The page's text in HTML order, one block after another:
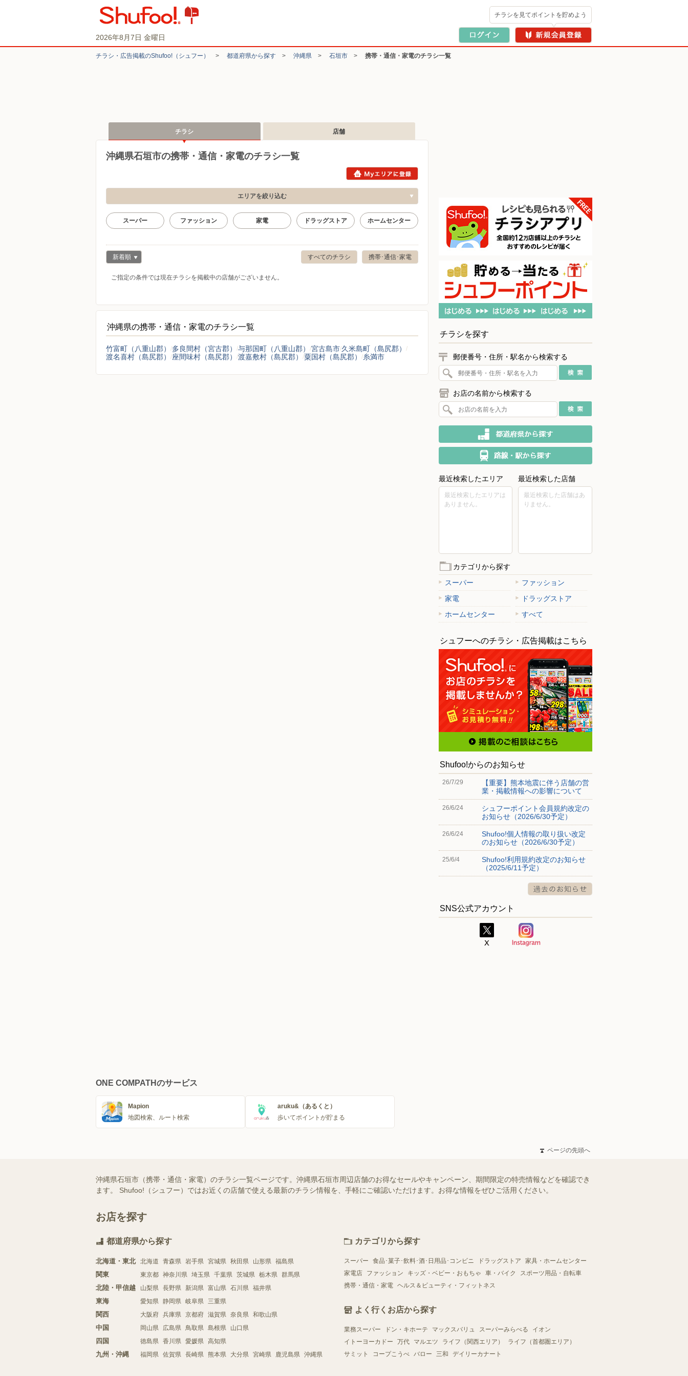
2026年8月7日 金曜日
チラシを見てポイントを貯めよう
チラシ・​広告掲載の​Shufoo!​（シュフー） > 都道府県から探す > 沖縄県 > 石垣市 > 携帯・通信・家電のチラシ一覧
チラシ 店舗
沖縄県石垣市の携帯・通信・家電のチラシ一覧
エリアを絞り込む
スーパー ファッション 家電 ドラッグストア ホームセンター
携帯･通信･家電
すべてのチラシ
新着順
ご指定の条件では現在チラシを掲載中の店舗がございません。
沖縄県の携帯・通信・家電のチラシ一覧
竹富町（八重山郡） 多良間村（宮古郡） 与那国町（八重山郡） 宮古島市 久米島町（島尻郡）
渡名喜村（島尻郡）
座間味村（島尻郡） 渡嘉敷村（島尻郡） 粟国村（島尻郡） 糸満市
チラシを探す
郵便番号・住所・駅名から検索する
お店の名前から検索する
最近検索したエリア
最近検索したエリアは
ありません。
最近検索した店舗
最近検索した店舗はあ
りません。
カテゴリから探す
スーパー
ファッション
家電
ドラッグストア
ホームセンター
すべて
シュフーへのチラシ・広告掲載はこちら
Shufoo!からのお知らせ
26/7/29
【重要】熊本地震に伴う店舗の営
業・掲載情報への影響について
26/6/24
シュフーポイント会員規約改定の
お知らせ（2026/6/30予定）
26/6/24
Shufoo!個人情報の取り扱い改定
のお知らせ（2026/6/30予定）
25/6/4
Shufoo!利用規約改定のお知らせ
（2025/6/11予定）
SNS公式アカウント
ONE COMPATHのサービス
Mapion
地図検索、ルート検索
aruku&（あるくと）
歩いてポイントが貯まる
ページの先頭へ
沖縄県石垣市（携帯・通信・家電）のチラシ一覧ページです。沖縄県石垣市周辺店舗のお得なセールやキャンペーン、期間限定の特売情報などを確認でき
ます。 Shufoo!（シュフー）ではお近くの店舗で使える最新のチラシ情報を、手軽にご確認いただけます。お得な情報をぜひご活用ください。
お店を探す
都道府県から探す
北海道・東北 北海道 青森県 岩手県 宮城県 秋田県 山形県 福島県
関東 東京都 神奈川県 埼玉県 千葉県 茨城県 栃木県 群馬県
北陸・甲信越 山梨県 長野県 新潟県 富山県 石川県 福井県
東海 愛知県 静岡県 岐阜県 三重県
関西 大阪府 兵庫県 京都府 滋賀県 奈良県 和歌山県
中国 岡山県 広島県 鳥取県 島根県 山口県
四国 徳島県 香川県 愛媛県 高知県
九州・沖縄 福岡県 佐賀県 長崎県 熊本県 大分県 宮崎県 鹿児島県 沖縄県
カテゴリから探す
スーパー 食品･菓子･飲料･酒･日用品･コンビニ ドラッグストア
家具・ホームセンター
家電店
ファッション キッズ・ベビー・おもちゃ 車・バイク
スポーツ用品・自転車
携帯・通信・家電 ヘルス＆ビューティ・フィットネス
よく行くお店から探す
業務スーパー ドン・キホーテ マックスバリュ スーパーみらべる
イオン
イトーヨーカドー
万代 マルエツ ライフ（関西エリア）
ライフ（首都圏エリア）
サミット
コープこうべ バロー 三和 デイリーカナート